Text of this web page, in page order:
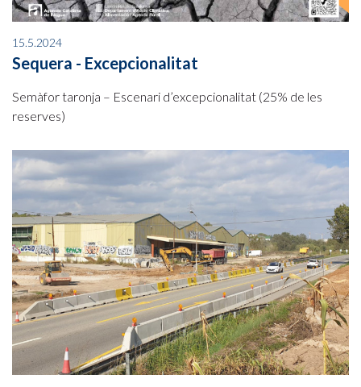
15.5.2024
Sequera - Excepcionalitat
Semàfor taronja – Escenari d’excepcionalitat (25% de les
reserves)